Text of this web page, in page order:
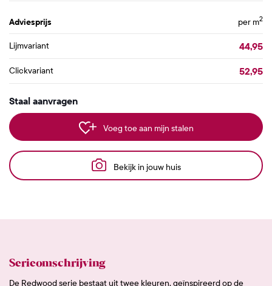
Adviesprijs per m2
Lijmvariant 44,95
Clickvariant 52,95
Staal aanvragen
Voeg toe aan mijn stalen
Bekijk in jouw huis
Serieomschrijving
De Redwood serie bestaat uit twee kleuren, geïnspireerd op de